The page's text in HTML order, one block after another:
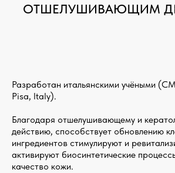
ОТШЕЛУШИВАЮЩИМ
Разработан итальянскими учёными
Pisa, Italy).
Благодаря отшелушивающему и
действию, способствует обновлению
ингредиентов стимулируют и
активируют биосинтетические
качество кожи.